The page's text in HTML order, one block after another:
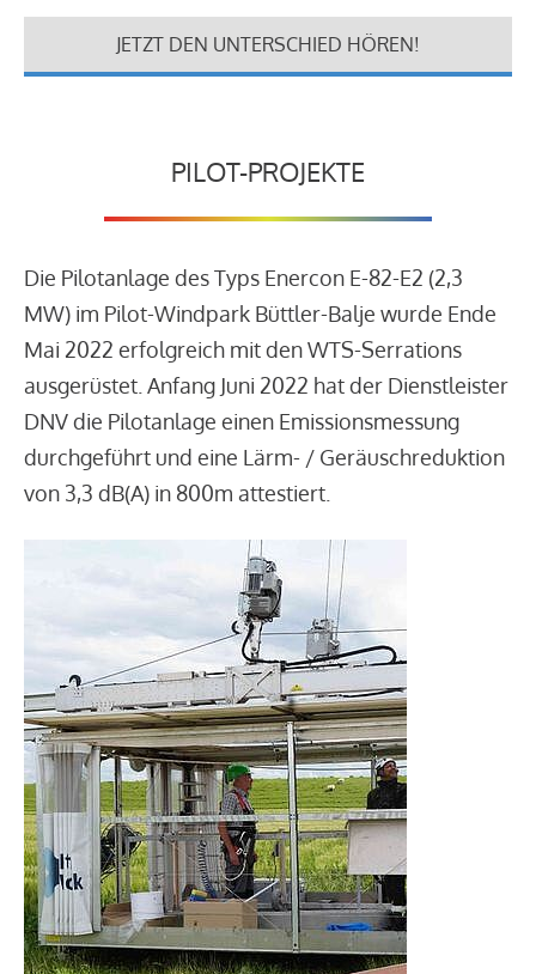
JETZT DEN UNTERSCHIED HÖREN!
PILOT-PROJEKTE
Die Pilotanlage des Typs Enercon E-82-E2 (2,3
MW) im Pilot-Windpark Büttler-Balje wurde Ende
Mai 2022 erfolgreich mit den WTS-Serrations
ausgerüstet. Anfang Juni 2022 hat der Dienstleister
DNV die Pilotanlage einen Emissionsmessung
durchgeführt und eine Lärm- / Geräuschreduktion
von 3,3 dB(A) in 800m attestiert.